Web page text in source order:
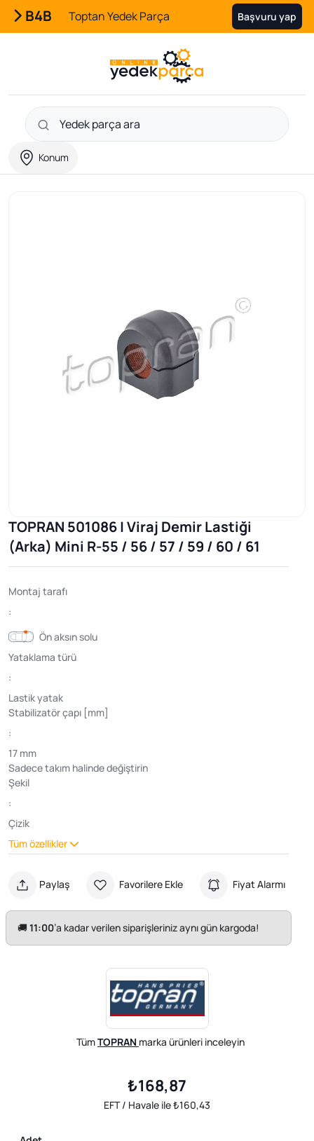
B4B Toptan Yedek Parça Başvuru yap
Konum
TOPRAN 501086 | Viraj Demir Lastiği
(Arka) Mini R-55 / 56 / 57 / 59 / 60 / 61
Montaj tarafı
:
Ön aksın solu
Yataklama türü
:
Lastik yatak
Stabilizatör çapı [mm]
:
17 mm
Sadece takım halinde değiştirin
Şekil
:
Çizik
Tüm özellikler
Paylaş Favorilere Ekle Fiyat Alarmı
🚚11:00’a kadar verilen siparişleriniz aynı gün kargoda!
TümTOPRAN marka ürünleri inceleyin
₺168,87
EFT / Havale ile ₺160,43